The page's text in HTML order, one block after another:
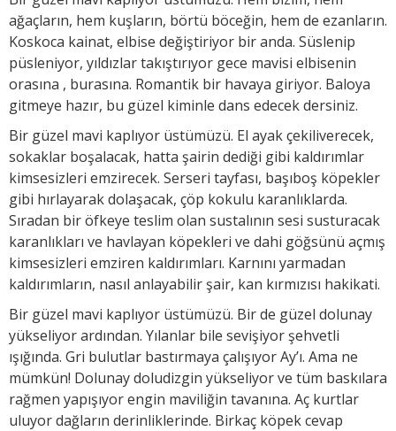
ağaçların, hem kuşların, börtü böceğin, hem de ezanların.
Koskoca kainat, elbise değiştiriyor bir anda. Süslenip
püsleniyor, yıldızlar takıştırıyor gece mavisi elbisenin
orasına , burasına. Romantik bir havaya giriyor. Baloya
gitmeye hazır, bu güzel kiminle dans edecek dersiniz.
Bir güzel mavi kaplıyor üstümüzü. El ayak çekiliverecek,
sokaklar boşalacak, hatta şairin dediği gibi kaldırımlar
kimsesizleri emzirecek. Serseri tayfası, başıboş köpekler
gibi hırlayarak dolaşacak, çöp kokulu karanlıklarda.
Sıradan bir öfkeye teslim olan sustalının sesi susturacak
karanlıkları ve havlayan köpekleri ve dahi göğsünü açmış
kimsesizleri emziren kaldırımları. Karnını yarmadan
kaldırımların, nasıl anlayabilir şair, kan kırmızısı hakikati.
Bir güzel mavi kaplıyor üstümüzü. Bir de güzel dolunay
yükseliyor ardından. Yılanlar bile sevişiyor şehvetli
ışığında. Gri bulutlar bastırmaya çalışıyor Ay’ı. Ama ne
mümkün! Dolunay doludizgin yükseliyor ve tüm baskılara
rağmen yapışıyor engin maviliğin tavanına. Aç kurtlar
uluyor dağların derinliklerinde. Birkaç köpek cevap